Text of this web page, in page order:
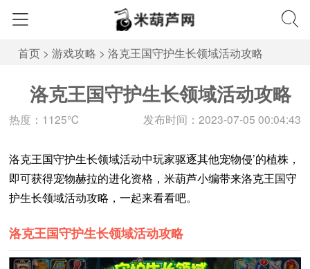
首页 > 游戏攻略 > 洛克王国守护生长领域活动攻略
洛克王国守护生长领域活动攻略
热度：1125℃ 发布时间：2023-07-05 00:04:43
洛克王国守护生长领域活动中玩家驱逐其他宠物侵’的植株，
即可获得宠物赫拉的进化资格，米葫芦小编带来洛克王国守
护生长领域活动攻略，一起来看看吧。
洛克王国守护生长领域活动攻略